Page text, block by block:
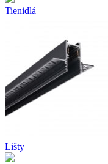
Tienidlá
Lišty